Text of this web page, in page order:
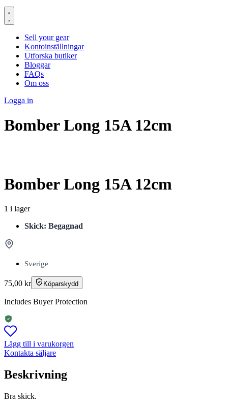
Sell your gear
Kontoinställningar
Utforska butiker
Bloggar
FAQs
Om oss
Logga in
Bomber Long 15A 12cm
Bomber Long 15A 12cm
1 i lager
Skick: Begagnad
Sverige
75,00 kr Köparskydd
Includes Buyer Protection
Lägg till i varukorgen
Kontakta säljare
Beskrivning
Bra skick.